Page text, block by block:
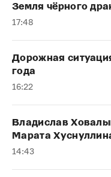
Земля чёрного
17:48
Дорожная
года
16:22
Владислав
Марата
14:43